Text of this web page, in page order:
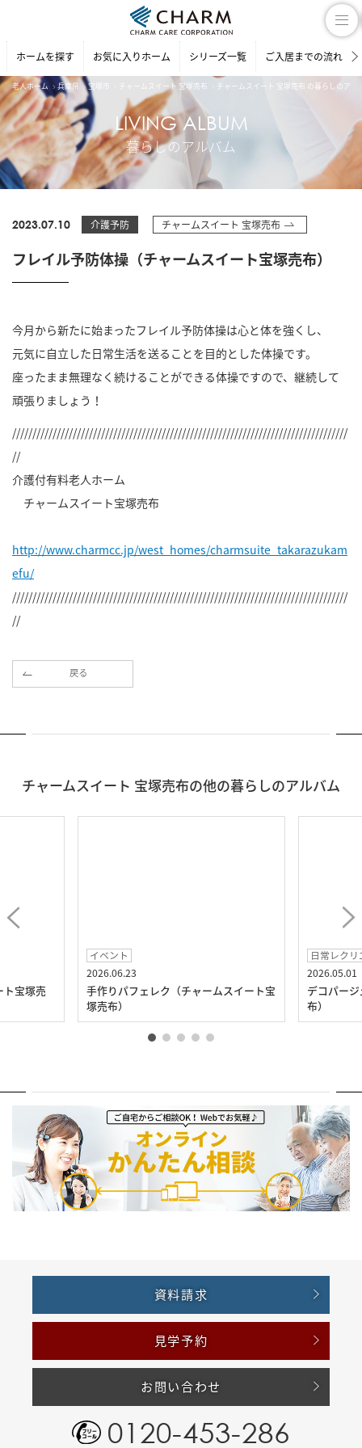
ホームを探す お気に入りホーム シリーズ一覧 ご入居までの流れ
老人ホーム 兵庫県 宝塚市 チャームスイート 宝塚売布 チャームスイート 宝塚売布 の暮らしのアル
LIVING ALBUM
暮らしのアルバム
2023.07.10 介護予防 チャームスイート 宝塚売布
フレイル予防体操（チャームスイート宝塚売布）
今月から新たに始まったフレイル予防体操は心と体を強くし、
元気に自立した日常生活を送ることを目的とした体操です。
座ったまま無理なく続けることができる体操ですので、継続して
頑張りましょう！
///////////////////////////////////////////////////////////////////////////////////
//
介護付有料老人ホーム
チャームスイート宝塚売布
http://www.charmcc.jp/west_homes/charmsuite_takarazukam
efu/
///////////////////////////////////////////////////////////////////////////////////
//
戻る
チャームスイート 宝塚売布の他の暮らしのアルバム
宝塚売
イベント
2026.06.23
手作りパフェレク（チャームスイート宝
塚売布）
日常レク
2026.05.01
デコパー
布）
資料請求
見学予約
お問い合わせ
0120-453-286